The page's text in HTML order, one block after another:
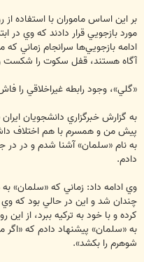
بر اين اساس ماموران با استفاده
مورد بازجويي قرار دادند كه وي در
ادامه بازجويي‌ها سرانجام زماني كه
آگاه هستند، قفل سكوت را شكست
«گلي»، وجود رابطه غيراخلاقي را
به گزارش خبرگزاري دانشجويان ايران
پيش من و همسرم با هم اختلاف
به نام «سلمان» آشنا شدم و در در
دادم.
وي ادامه داد: زماني كه «سلمان»
چندان شد و اين در حالي بود كه
كرده و با خود به تركيه ببرد، از اين
به «سلمان» پيشنهاد دادم كه «اگر
شوهرم را بكشد».